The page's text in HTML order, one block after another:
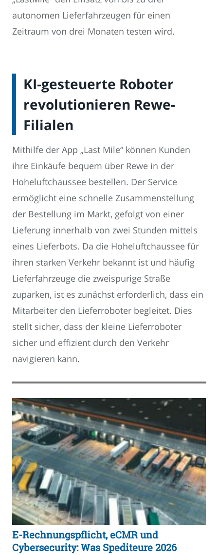
autonomen Lieferfahrzeugen für einen
Zeitraum von drei Monaten testen wird.
KI-gesteuerte Roboter
revolutionieren Rewe-
Filialen
Mithilfe der App „Last Mile“ können Kunden
ihre Einkäufe bequem über Rewe in der
Hoheluftchaussee bestellen. Der Service
ermöglicht eine schnelle Zusammenstellung
der Bestellung im Markt, gefolgt von einer
Lieferung innerhalb von zwei Stunden mittels
eines Lieferbots. Da die Hoheluftchaussee für
ihren starken Verkehr bekannt ist und häufig
Lieferfahrzeuge die zweispurige Straße
zuparken, ist es zunächst erforderlich, dass ein
Mitarbeiter den Lieferroboter begleitet. Dies
stellt sicher, dass der kleine Lieferroboter
sicher und effizient durch den Verkehr
navigieren kann.
E-Rechnungspflicht, eCMR und
Cybersecurity: Was Spediteure 2026